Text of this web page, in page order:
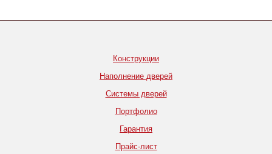
Конструкции
Наполнение дверей
Системы дверей
Портфолио
Гарантия
Прайс-лист